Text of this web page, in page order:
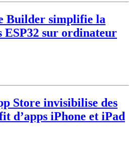
Builder simplifie la
ESP32 sur ordinateur
Store invisibilise des
d’apps iPhone et iPad